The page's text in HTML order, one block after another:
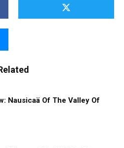
Nausicaä Of Τhe Valley Οf